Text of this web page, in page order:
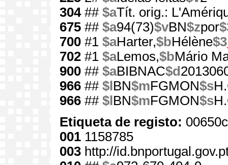
304## $aTít. orig.:
675 ## $a94(73)$vBN$zpor
700 #1 $aHarter,$bHélène$3
702 #1 $aLemos,$bMário
900 ## $aBIBNAC$d
966 ## $l BN$mFGMON$s
966 ## $l BN$mFGMON$s
Etiqueta de registo:
001 1158785
003 http://